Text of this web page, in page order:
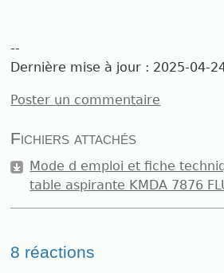
--
Dernière mise à jour : 2025-04-
Poster un commentaire
Fichiers attachés
Mode d emploi et fiche
table aspirante KMDA 7876
8 réactions